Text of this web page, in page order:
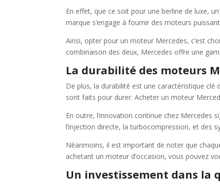
En effet, que ce soit pour une berline de luxe,
marque s’engage à fournir des moteurs
Ainsi, opter pour un moteur Mercedes, c’est
combinaison des deux, Mercedes offre une
La durabilité des moteurs
De plus, la durabilité est une caractéristique
sont faits pour durer. Acheter un moteur
En outre, l’innovation continue chez Mercedes
l’injection directe, la turbocompression, et des
Néanmoins, il est important de noter que
achetant un moteur d’occasion, vous pouvez
Un investissement dans la